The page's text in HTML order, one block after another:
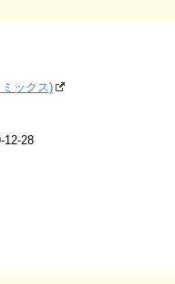
ックス)
12-28